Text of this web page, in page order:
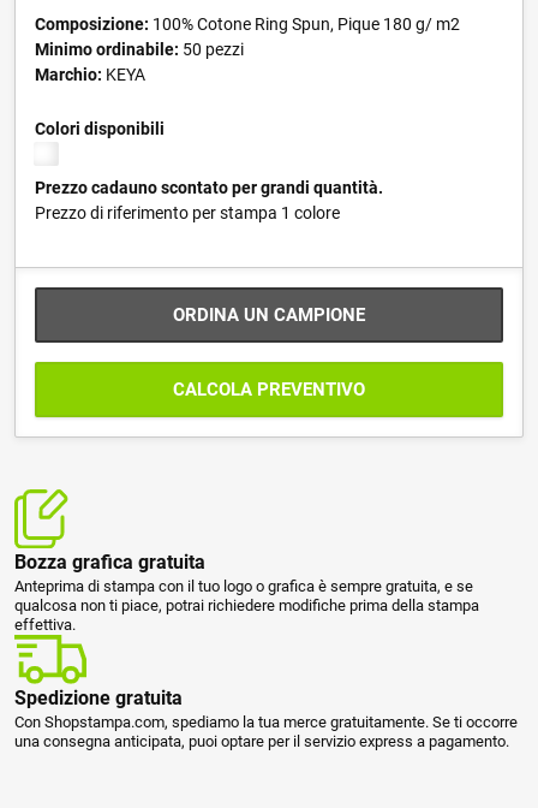
Composizione: 100% Cotone Ring Spun, Pique 180 g/ m2
Minimo ordinabile: 50 pezzi
Marchio: KEYA
Colori disponibili
Prezzo cadauno scontato per grandi quantità.
Prezzo di riferimento per stampa 1 colore
ORDINA UN CAMPIONE
CALCOLA PREVENTIVO
Bozza grafica gratuita
Anteprima di stampa con il tuo logo o grafica è sempre gratuita, e se
qualcosa non ti piace, potrai richiedere modifiche prima della stampa
effettiva.
Spedizione gratuita
Con Shopstampa.com, spediamo la tua merce gratuitamente. Se ti occorre
una consegna anticipata, puoi optare per il servizio express a pagamento.